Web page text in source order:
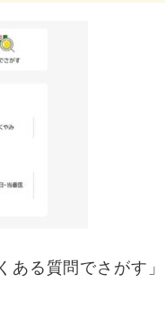
ある質問でさがす